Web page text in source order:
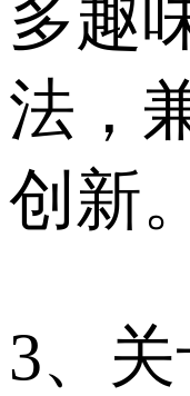
多趣
法，
创新。
3、关